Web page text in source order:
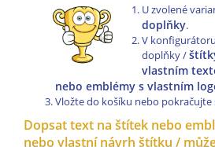
U zvolené
doplňky.
V
doplňky /
vlastním
nebo emblémy s vlastním
Vložte do košíku nebo pokračujte
Dopsat text na štítek nebo
nebo vlastní návrh štítku /